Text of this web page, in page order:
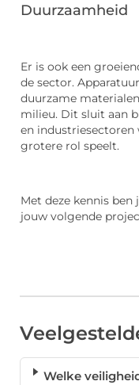
Duurzaamheid
Er is ook een
de sector.
duurzame
milieu. Dit sluit aan
en industriesectoren
grotere rol speelt.
Met deze kennis
jouw volgende
Welke